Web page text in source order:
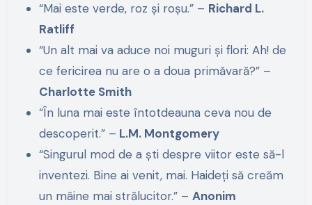
“Mai este verde, roz și roșu.” – Richard L.
Ratliff
“Un alt mai va aduce noi muguri și flori: Ah! de
ce fericirea nu are o a doua primăvară?” –
Charlotte Smith
“În luna mai este întotdeauna ceva nou de
descoperit.” – L.M. Montgomery
“Singurul mod de a ști despre viitor este să-l
inventezi. Bine ai venit, mai. Haideți să creăm
un mâine mai strălucitor.” –Anonim